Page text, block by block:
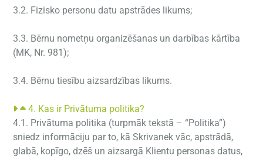
3.2. Fizisko personu datu apstrādes likums;
3.3. Bērnu nometņu organizēšanas un darbības kārtība
(MK, Nr. 981);
3.4. Bērnu tiesību aizsardzības likums.
4. Kas ir Privātuma politika?
4.1. Privātuma politika (turpmāk tekstā – “Politika”)
sniedz informāciju par to, kā Skrivanek vāc, apstrādā,
glabā, kopīgo, dzēš un aizsargā Klientu personas datus,